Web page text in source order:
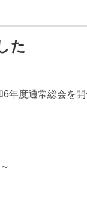
た
年度通常総会を